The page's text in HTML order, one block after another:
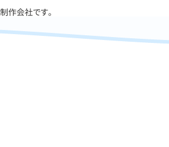
作会社です。